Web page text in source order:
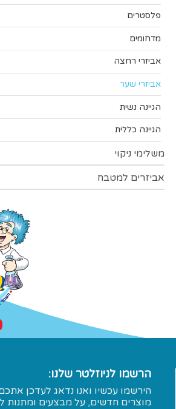
פלסטרים
מדחומים
אביזרי רחצה
אביזרי שער
הגיינה נשית
הגיינה כללית
משלימי ניקוי
אביזרים למטבח
הרשמו לניוזלטר שלנו:
הירשמו עכשיו ואנו נדאג לעדכן
מוצרים חדשים, על מבצעים ומתנות